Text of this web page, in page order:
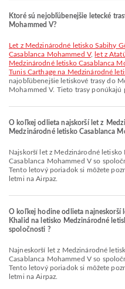
Ktoré sú nejobľúbenejšie letecké
Mohammed V?
let z Medzinárodné letisko Sabihy Gökçenovej na Medzinárodné letisko
Casablanca Mohammed V,
let z
Medzinárodné letisko Casablanca
Tunis Carthage na Medzinárodné
najobľúbenejšie letiskové trasy do
Mohammed V. Tieto trasy ponúkajú
O koľkej odlieta najskorší let z
Medzinárodné letisko Casablanca
Najskorší let z Medzinárodné letisko King Khalid do Medzinárodné letisko
Casablanca Mohammed V so
Tento letový poriadok si môžete
letmi na Airpaz.
O koľkej hodine odlieta najneskorší
Khalid na letisko Medzinárodné
spoločnosti ?
Najneskorší let z Medzinárodné letisko King Khalid do Medzinárodné letisko
Casablanca Mohammed V so
Tento letový poriadok si môžete
letmi na Airpaz.